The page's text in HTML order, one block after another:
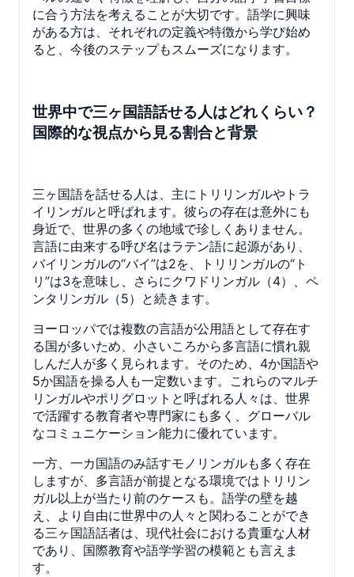
に合う方法を考えることが大切です。語学に興味
がある方は、それぞれの定義や特徴から学び始め
ると、今後のステップもスムーズになります。
世界中で三ヶ国語話せる人はどれくらい？
国際的な視点から見る割合と背景
三ヶ国語を話せる人は、主にトリリンガルやトラ
イリンガルと呼ばれます。彼らの存在は意外にも
身近で、世界の多くの地域で珍しくありません。
言語に由来する呼び名はラテン語に起源があり、
バイリンガルの“バイ”は2を、トリリンガルの“ト
リ”は3を意味し、さらにクワドリンガル（4）、ペ
ンタリンガル（5）と続きます。
ヨーロッパでは複数の言語が公用語として存在す
る国が多いため、小さいころから多言語に慣れ親
しんだ人が多く見られます。そのため、4か国語や
5か国語を操る人も一定数います。これらのマルチ
リンガルやポリグロットと呼ばれる人々は、世界
で活躍する教育者や専門家にも多く、グローバル
なコミュニケーション能力に優れています。
一方、一カ国語のみ話すモノリンガルも多く存在
しますが、多言語が前提となる環境ではトリリン
ガル以上が当たり前のケースも。語学の壁を越
え、より自由に世界中の人々と関わることができ
る三ヶ国語話者は、現代社会における貴重な人材
であり、国際教育や語学学習の模範とも言えま
す。